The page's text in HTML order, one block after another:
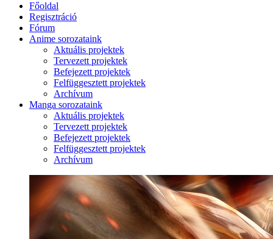
Főoldal
Regisztráció
Fórum
Anime sorozataink
Aktuális projektek
Tervezett projektek
Befejezett projektek
Felfüggesztett projektek
Archívum
Manga sorozataink
Aktuális projektek
Tervezett projektek
Befejezett projektek
Felfüggesztett projektek
Archívum